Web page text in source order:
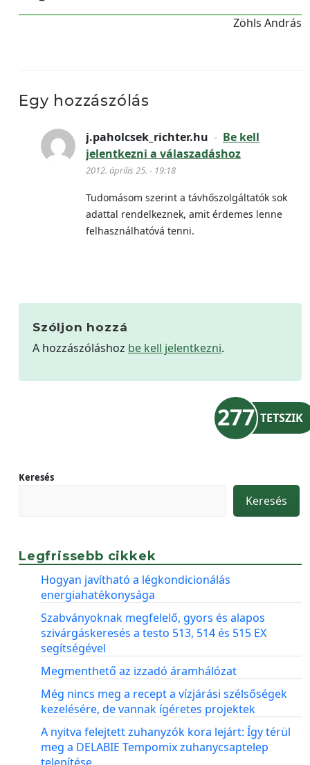
Zöhls András
Egy hozzászólás
j.paholcsek_richter.hu - Be kell
jelentkezni a válaszadáshoz
2012. április 25. - 19:18
Tudomásom szerint a távhőszolgáltatók sok
adattal rendelkeznek, amit érdemes lenne
felhasználhatóvá tenni.
Szóljon hozzá
A hozzászóláshoz be kell jelentkezni.
277 TETSZIK
Keresés
Keresés
Legfrissebb cikkek
Hogyan javítható a légkondicionálás
energiahatékonysága
Szabványoknak megfelelő, gyors és alapos
szivárgáskeresés a testo 513, 514 és 515 EX
segítségével
Megmenthető az izzadó áramhálózat
Még nincs meg a recept a vízjárási szélsőségek
kezelésére, de vannak ígéretes projektek
A nyitva felejtett zuhanyzók kora lejárt: Így térül
meg a DELABIE Tempomix zuhanycsaptelep